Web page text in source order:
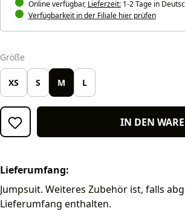
Online verfügbar, Lieferzeit:1-2 Tage in
Verfügbarkeit in der Filiale hier prüfen
Größeauswählen
XS S M L
IN DEN
Lieferumfang:
Jumpsuit. Weiteres Zubehör ist, falls
Lieferumfang enthalten.